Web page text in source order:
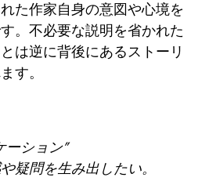
た作家自身の意図や心境を
。不必要な説明を省かれた
は逆に背後にあるストーリ
す。
ーション”
疑問を生み出したい。